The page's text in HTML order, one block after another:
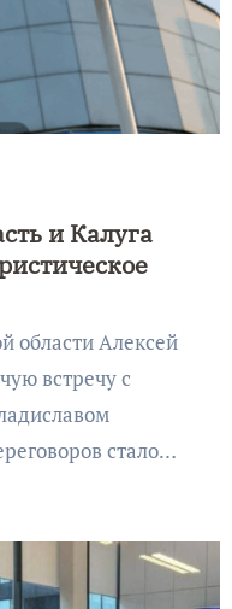
и Калуга
встречу с
стало…